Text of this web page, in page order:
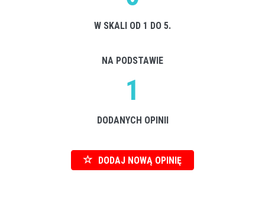
W SKALI OD 1 DO 5.
NA PODSTAWIE
1
DODANYCH OPINII
DODAJ NOWĄ OPINIĘ